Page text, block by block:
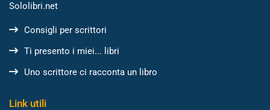
Sololibri.net
Consigli per scrittori
Ti presento i miei... libri
Uno scrittore ci racconta un libro
Link utili